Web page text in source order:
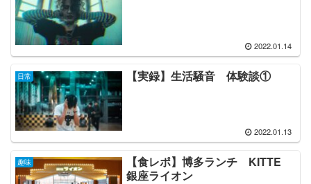
2022.01.14
日常 【実録】生活騒音 体験談①
2022.01.13
趣味
【食レポ】博多ランチ KITTE
銀座ライオン